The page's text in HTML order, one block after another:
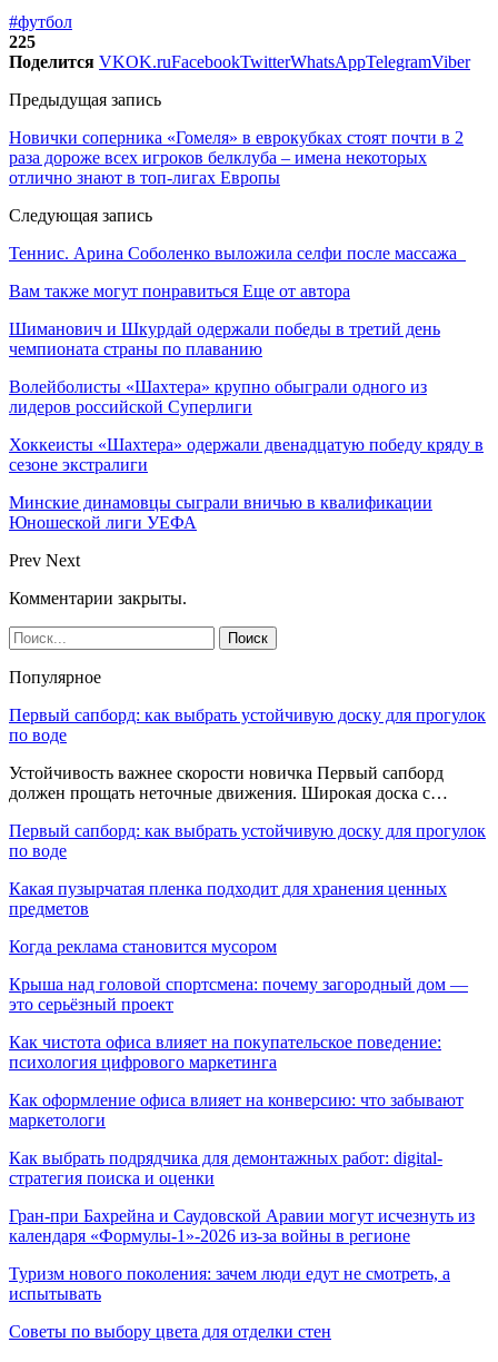
#футбол
225
Поделится VKOK.ruFacebookTwitterWhatsAppTelegramViber
Предыдущая запись
Новички соперника «Гомеля» в еврокубках стоят почти в 2
раза дороже всех игроков белклуба – имена некоторых
отлично знают в топ-лигах Европы
Следующая запись
Теннис. Арина Соболенко выложила селфи после массажа
Вам также могут понравиться Еще от автора
Шиманович и Шкурдай одержали победы в третий день
чемпионата страны по плаванию
Волейболисты «Шахтера» крупно обыграли одного из
лидеров российской Суперлиги
Хоккеисты «Шахтера» одержали двенадцатую победу кряду в
сезоне экстралиги
Минские динамовцы сыграли вничью в квалификации
Юношеской лиги УЕФА
Prev Next
Комментарии закрыты.
Популярное
Первый сапборд: как выбрать устойчивую доску для прогулок
по воде
Устойчивость важнее скорости новичка Первый сапборд
должен прощать неточные движения. Широкая доска с…
Первый сапборд: как выбрать устойчивую доску для прогулок
по воде
Какая пузырчатая пленка подходит для хранения ценных
предметов
Когда реклама становится мусором
Крыша над головой спортсмена: почему загородный дом —
это серьёзный проект
Как чистота офиса влияет на покупательское поведение:
психология цифрового маркетинга
Как оформление офиса влияет на конверсию: что забывают
маркетологи
Как выбрать подрядчика для демонтажных работ: digital-
стратегия поиска и оценки
Гран-при Бахрейна и Саудовской Аравии могут исчезнуть из
календаря «Формулы-1»-2026 из-за войны в регионе
Туризм нового поколения: зачем люди едут не смотреть, а
испытывать
Советы по выбору цвета для отделки стен